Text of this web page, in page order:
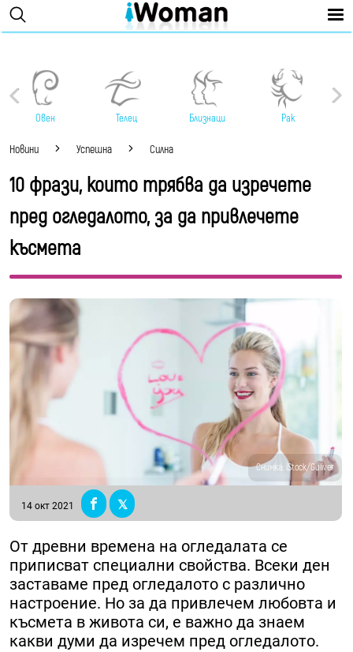
Овен Телец Близнаци Рак
Новини Успешна Силна
10 фрази, които трябва да изречете
пред огледалото, за да привлечете
късмета
Снимка: iStock/Guliver
14 окт 2021
От древни времена на огледалата се
приписват специални свойства. Всеки ден
заставаме пред огледалото с различно
настроение. Но за да привлечем любовта и
късмета в живота си, е важно да знаем
какви думи да изречем пред огледалото.